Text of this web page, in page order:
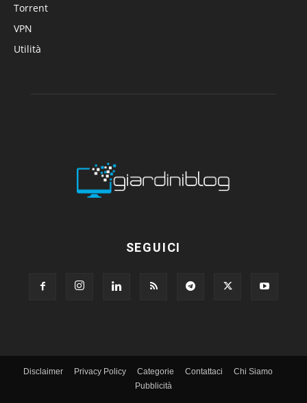
Torrent
VPN
Utilità
SEGUICI
Disclaimer Privacy Policy Categorie Contattaci
Chi Siamo
Pubblicità